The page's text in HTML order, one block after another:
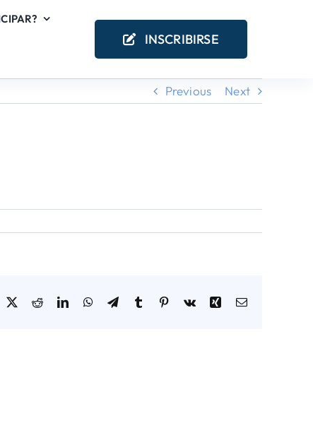
INSCRIBIRSE
Previous Next
RedditLinkedInWhatsApp
TelegramTumblr Pinterest
Vk Xing Email